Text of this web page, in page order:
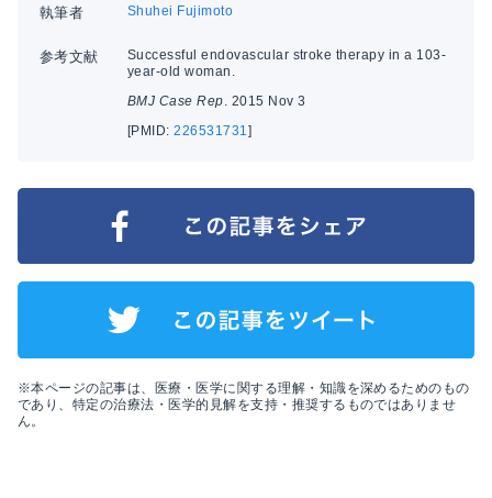
執筆者 Shuhei Fujimoto
参考文献
Successful endovascular stroke therapy in a 103-
year-old woman.
BMJ Case Rep . 2015 Nov 3
[PMID:226531731 ]
※本ページの記事は、医療・医学に関する理解・知識を深めるためのもの
であり、特定の治療法・医学的見解を支持・推奨するものではありませ
ん。